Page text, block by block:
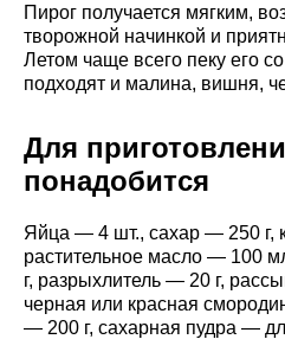
Пирог получается мягким,
творожной начинкой и
Летом чаще всего пеку его
подходят и малина, вишня,
Для
понадобится
Яйца — 4 шт., сахар — 250 г,
растительное масло — 100
г, разрыхлитель — 20 г,
черная или красная
— 200 г, сахарная пудра —